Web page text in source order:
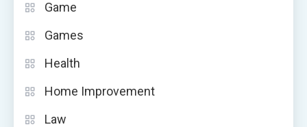
Game
Games
Health
Home Improvement
Law